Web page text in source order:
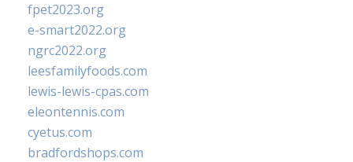
fpet2023.org
e-smart2022.org
ngrc2022.org
leesfamilyfoods.com
lewis-lewis-cpas.com
eleontennis.com
cyetus.com
bradfordshops.com